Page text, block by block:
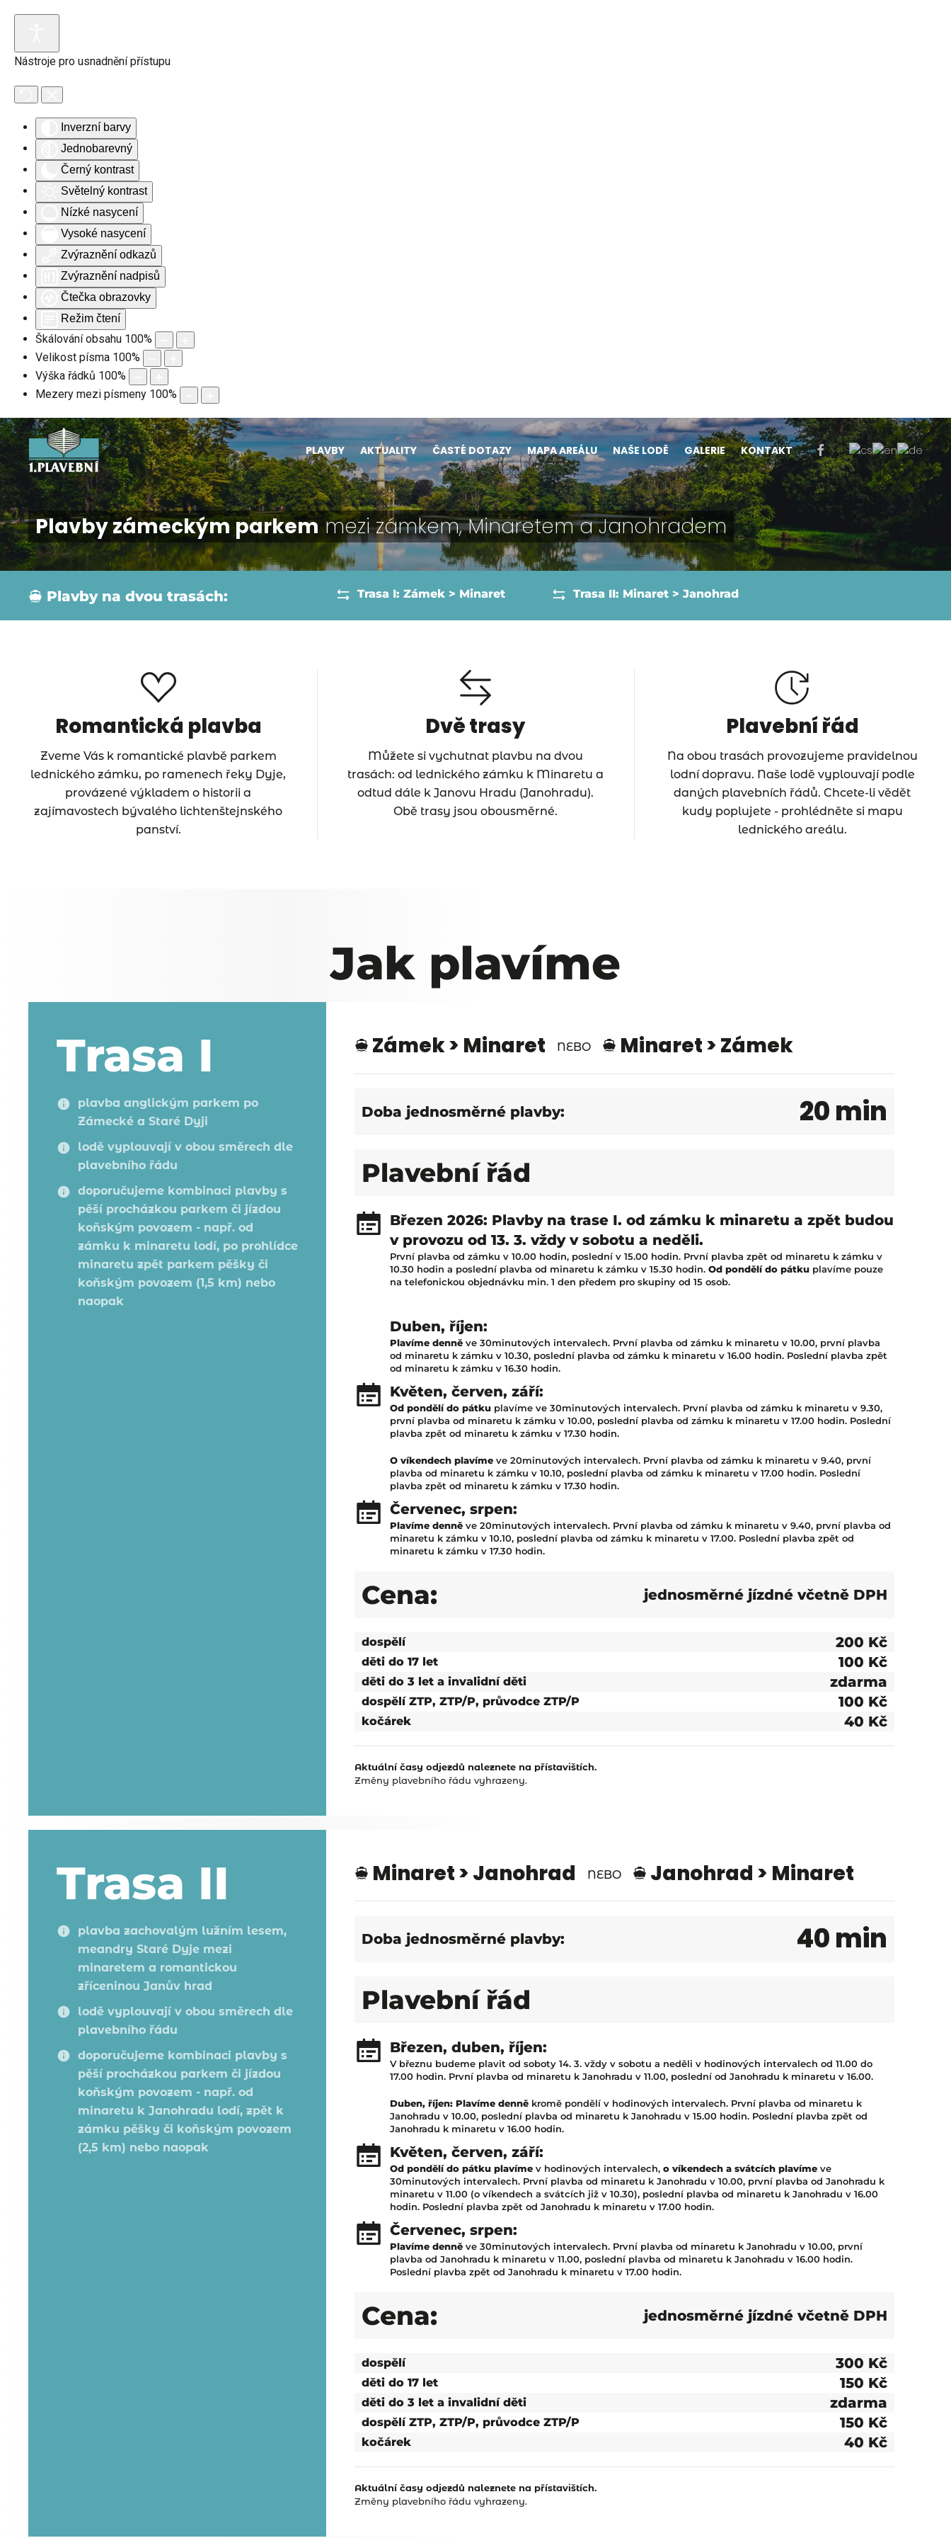
Nástroje pro usnadnění přístupu
Inverzní barvy
Jednobarevný
Černý kontrast
Světelný kontrast
Nízké nasycení
Vysoké nasycení
Zvýraznění odkazů
Zvýraznění nadpisů
Čtečka obrazovky
Režim čtení
Škálování obsahu 100%
Velikost písma 100%
Výška řádků 100%
Mezery mezi písmeny 100%
PLAVBY AKTUALITY ČASTÉ DOTAZY MAPA AREÁLU NAŠE LODĚ GALERIE KONTAKT
Plavby zámeckým parkemmezi zámkem, Minaretem a Janohradem
Plavby na dvou trasách: Trasa I: Zámek > Minaret Trasa II: Minaret > Janohrad
Romantická plavba
Zveme Vás k romantické plavbě parkem
lednického zámku, po ramenech řeky Dyje,
provázené výkladem o historii a
zajímavostech bývalého lichtenštejnského
panství.
Dvě trasy
Můžete si vychutnat plavbu na dvou
trasách: od lednického zámku k Minaretu a
odtud dále k Janovu Hradu (Janohradu).
Obě trasy jsou obousměrné.
Plavební řád
Na obou trasách provozujeme pravidelnou
lodní dopravu. Naše lodě vyplouvají podle
daných plavebních řádů. Chcete-li vědět
kudy poplujete - prohlédněte si mapu
lednického areálu.
Jak plavíme
Trasa I
plavba anglickým parkem po
Zámecké a Staré Dyji
lodě vyplouvají v obou směrech dle
plavebního řádu
doporučujeme kombinaci plavby s
pěší procházkou parkem či jízdou
koňským povozem - např. od
zámku k minaretu lodí, po prohlídce
minaretu zpět parkem pěšky či
koňským povozem (1,5 km) nebo
naopak
Zámek > Minaret NEBO Minaret > Zámek
Doba jednosměrné plavby: 20 min
Plavební řád
Březen 2026: Plavby na trase I. od zámku k minaretu a zpět budou
v provozu od 13. 3. vždy v sobotu a neděli.
První plavba od zámku v 10.00 hodin, poslední v 15.00 hodin. První plavba zpět od minaretu k zámku v
10.30 hodin a poslední plavba od minaretu k zámku v 15.30 hodin.Od pondělí do pátku plavíme pouze
na telefonickou objednávku min. 1 den předem pro skupiny od 15 osob.
Duben, říjen:
Plavíme denně ve 30minutových intervalech. První plavba od zámku k minaretu v 10.00, první plavba
od minaretu k zámku v 10.30, poslední plavba od zámku k minaretu v 16.00 hodin. Poslední plavba zpět
od minaretu k zámku v 16.30 hodin.
Květen, červen, září:
Od pondělí do pátku plavíme ve 30minutových intervalech. První plavba od zámku k minaretu v 9.30,
první plavba od minaretu k zámku v 10.00, poslední plavba od zámku k minaretu v 17.00 hodin. Poslední
plavba zpět od minaretu k zámku v 17.30 hodin.
O víkendech plavíme ve 20minutových intervalech. První plavba od zámku k minaretu v 9.40, první
plavba od minaretu k zámku v 10.10, poslední plavba od zámku k minaretu v 17.00 hodin. Poslední
plavba zpět od minaretu k zámku v 17.30 hodin.
Červenec, srpen:
Plavíme denně ve 20minutových intervalech. První plavba od zámku k minaretu v 9.40, první plavba od
minaretu k zámku v 10.10, poslední plavba od zámku k minaretu v 17.00. Poslední plavba zpět od
minaretu k zámku v 17.30 hodin.
Cena: jednosměrné jízdné včetně DPH
dospělí 200 Kč
děti do 17 let 100 Kč
děti do 3 let a invalidní děti zdarma
dospělí ZTP, ZTP/P, průvodce ZTP/P 100 Kč
kočárek 40 Kč
Aktuální časy odjezdů naleznete na přístavištích.
Změny plavebního řádu vyhrazeny.
Trasa II
plavba zachovalým lužním lesem,
meandry Staré Dyje mezi
minaretem a romantickou
zříceninou Janův hrad
lodě vyplouvají v obou směrech dle
plavebního řádu
doporučujeme kombinaci plavby s
pěší procházkou parkem či jízdou
koňským povozem - např. od
minaretu k Janohradu lodí, zpět k
zámku pěšky či koňským povozem
(2,5 km) nebo naopak
Minaret > Janohrad NEBO Janohrad > Minaret
Doba jednosměrné plavby: 40 min
Plavební řád
Březen, duben, říjen:
V březnu budeme plavit od soboty 14. 3. vždy v sobotu a neděli v hodinových intervalech od 11.00 do
17.00 hodin. První plavba od minaretu k Janohradu v 11.00, poslední od Janohradu k minaretu v 16.00.
Duben, říjen: Plavíme denně kromě pondělí v hodinových intervalech. První plavba od minaretu k
Janohradu v 10.00, poslední plavba od minaretu k Janohradu v 15.00 hodin. Poslední plavba zpět od
Janohradu k minaretu v 16.00 hodin.
Květen, červen, září:
Od pondělí do pátku plavíme v hodinových intervalech,o víkendech a svátcích plavíme ve
30minutových intervalech. První plavba od minaretu k Janohradu v 10.00, první plavba od Janohradu k
minaretu v 11.00 (o víkendech a svátcích již v 10.30), poslední plavba od minaretu k Janohradu v 16.00
hodin. Poslední plavba zpět od Janohradu k minaretu v 17.00 hodin.
Červenec, srpen:
Plavíme denně ve 30minutových intervalech. První plavba od minaretu k Janohradu v 10.00, první
plavba od Janohradu k minaretu v 11.00, poslední plavba od minaretu k Janohradu v 16.00 hodin.
Poslední plavba zpět od Janohradu k minaretu v 17.00 hodin.
Cena: jednosměrné jízdné včetně DPH
dospělí 300 Kč
děti do 17 let 150 Kč
děti do 3 let a invalidní děti zdarma
dospělí ZTP, ZTP/P, průvodce ZTP/P 150 Kč
kočárek 40 Kč
Aktuální časy odjezdů naleznete na přístavištích.
Změny plavebního řádu vyhrazeny.